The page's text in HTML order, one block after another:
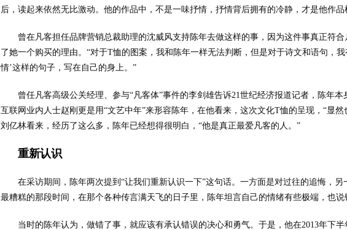
后，读起来依然无比激动。他的作品中，不是一味抒情，抒情背后拥有的冷静，才是他作
曾在凡客担任品牌营销总裁助理的沈威风支持陈年去做这样的事，因为这件事真正符
了她一个购买的理由。“对于T恤的图案，我和陈年一样无法判断，但是对于诗文和语句，
情’这样的句子，写在自己的身上。”
曾任凡客高级公关经理、参与“凡客体”事件的李剑雄告诉21世纪经济报道记者，陈年本
互联网业内人士赵刚更是用“文艺中年”来形容陈年，在他看来，这次文化T恤的呈现，“显
刘亿林看来，经历了这么多，陈年已经想得很明白，“他是真正最爱凡客的人。”
重新认识
在采访期间，陈年两次提到“让我们重新认识一下”这句话。一方面是对过往的追悔，
最糟糕的那段时间，在那个各种传言满天飞的日子里，陈年坦言自己的情绪有些极端，也说
当时的陈年认为，做错了事，就应该有承认错误的决心和勇气。于是，他在2013年下